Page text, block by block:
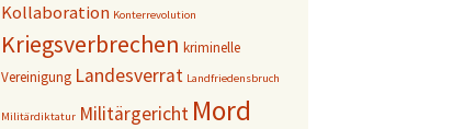
Kollaboration Konterrevolution
Kriegsverbrechen kriminelle
Vereinigung Landesverrat Landfriedensbruch
Militärdiktatur Militärgericht Mord